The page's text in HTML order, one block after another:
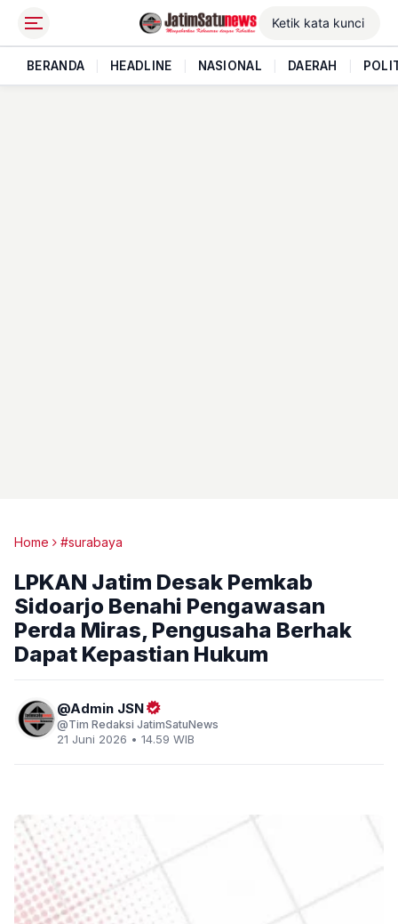
BERANDA HEADLINE NASIONAL DAERAH
Home #surabaya
LPKAN Jatim Desak Pemkab
Sidoarjo Benahi Pengawasan
Perda Miras, Pengusaha Berhak
Dapat Kepastian Hukum
Admin JSN
Tim Redaksi JatimSatuNews
21 Juni 2026 • 14.59 WIB